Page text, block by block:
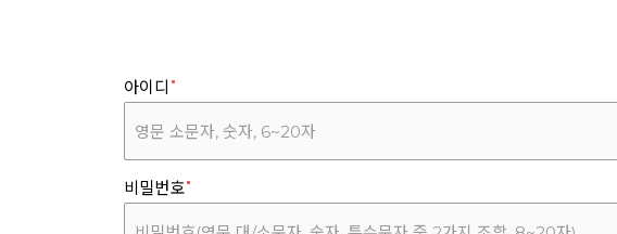
아이디
비밀번호